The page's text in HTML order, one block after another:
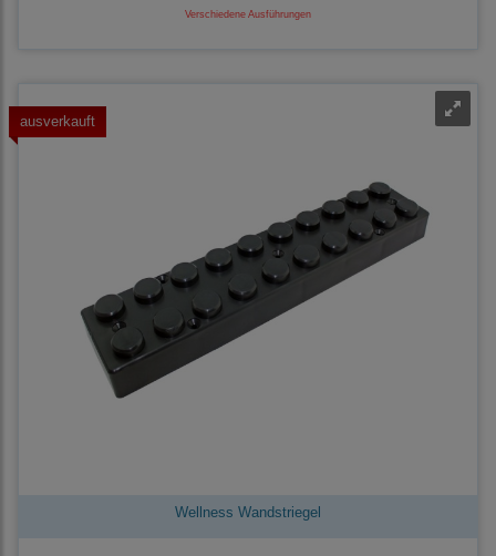
Verschiedene Ausführungen
ausverkauft
Wellness Wandstriegel